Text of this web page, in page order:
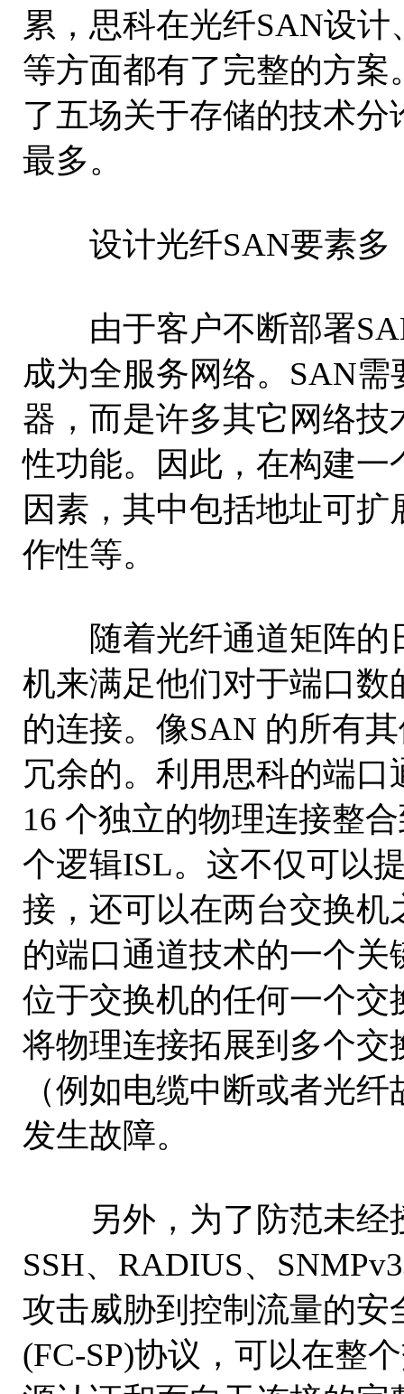
累，思科在光纤SAN设
等方面都有了完整的方
了五场关于存储的技术
最多。
设计光纤SAN要素多
由于客户不断部署
成为全服务网络。SAN
器，而是许多其它网络
性功能。因此，在构建
因素，其中包括地址可
作性等。
随着光纤通道矩阵的
机来满足他们对于端口
的连接。像SAN 的所有
冗余的。利用思科的端
16 个独立的物理连接整
个逻辑ISL。这不仅可以
接，还可以在两台交换机
的端口通道技术的一个
位于交换机的任何一个
将物理连接拓展到多个
（例如电缆中断或者光
发生故障。
另外，为了防范未经
SSH、RADIUS、
攻击威胁到控制流量的
(FC-SP)协议，可以在整